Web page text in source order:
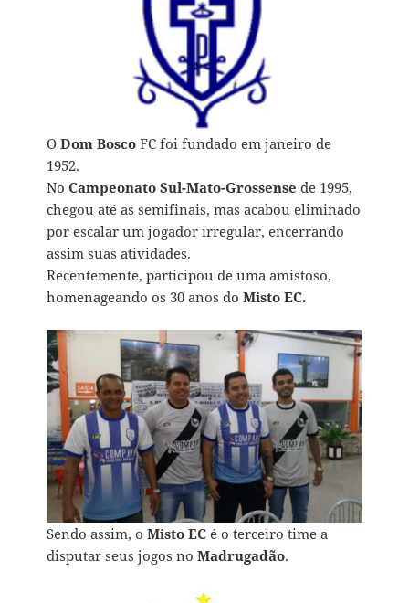
ODom Bosco FC foi fundado em janeiro de
1952.
NoCampeonato Sul-Mato-Grossense de 1995,
chegou até as semifinais, mas acabou eliminado
por escalar um jogador irregular, encerrando
assim suas atividades.
Recentemente, participou de uma amistoso,
homenageando os 30 anos doMisto EC.
Sendo assim, oMisto EC é o terceiro time a
disputar seus jogos noMadrugadão.